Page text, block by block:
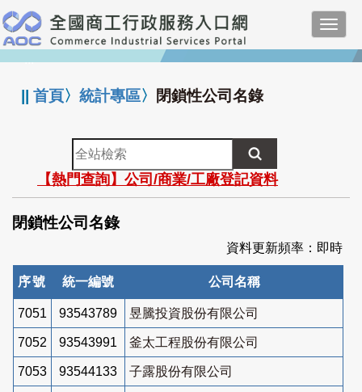
跳
到
主
要
:::
||首頁〉統計專區〉 閉鎖性公司名錄
全
站
檢
索
【熱門查詢】公司/商業/工廠登記資料
閉鎖性公司名錄
資料更新頻率：即時
序號 統一編號 公司名稱
7051 93543789 昱騰投資股份有限公司
7052 93543991 釜太工程股份有限公司
7053 93544133 子露股份有限公司